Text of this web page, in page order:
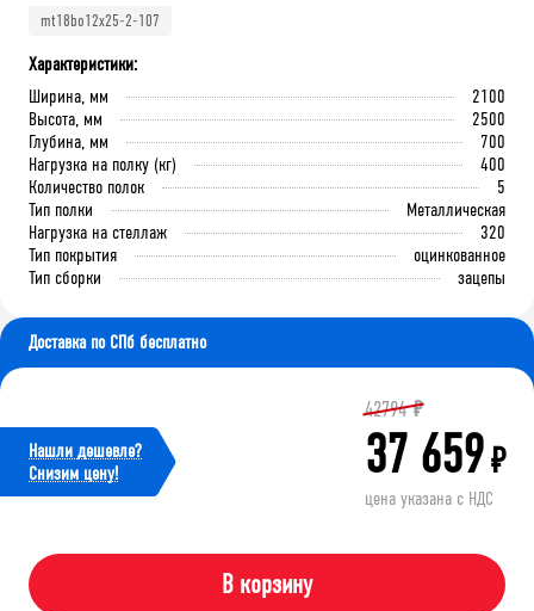
mt18bo12x25-2-107
Характеристики:
Ширина, мм
2100
Высота, мм
2500
Глубина, мм
700
Нагрузка на полку (кг)
400
Количество полок
5
Тип полки
Металлическая
Нагрузка на стеллаж
320
Тип покрытия
оцинкованное
Тип сборки
зацепы
Доставка по СПб бесплатно
Нашли дешевле?
Cнизим цену!
42794 ₽
37 659₽
цена указана с НДС
В корзину